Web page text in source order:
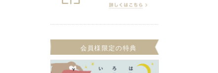
会員様限定の特典